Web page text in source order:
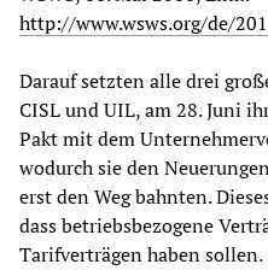
http://www.wsws.org/de/
Darauf setzten alle drei
CISL und UIL, am 28. Juni
Pakt mit dem
wodurch sie den
erst den Weg bahnten.
dass betriebsbezogene
Tarifverträgen haben sollen.